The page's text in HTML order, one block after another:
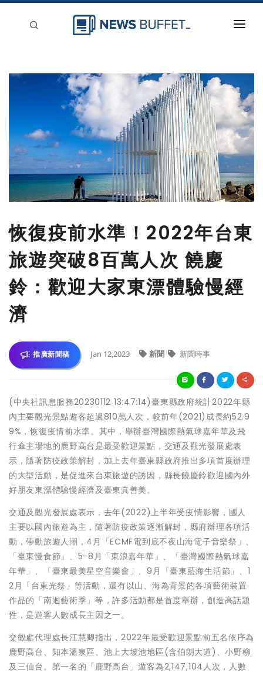
新聞稿分類
恢復疫前水準！2022年台東
旅遊突破8百萬人次 饒慶
鈴：歡迎大家東漂體驗慢經
濟
推廣新聞稿 Jan 12,2023 新聞 新聞時事
(中央社訊息服務20230112 13:47:14)臺東縣政府統計2022年縣
內主要觀光景點遊客超過810萬人次，較前年(2021)成長約52.9
9%，恢復疫情前水準。其中，舉辦臺灣國際熱氣球嘉年華及飛
行傘主場地的鹿野高台是最受歡迎景點，交通及觀光發展處表
示，隨著防疫政策解封，加上去年臺東縣政府推出多項首度辦理
的大型活動，是促進來台東旅遊的誘因，縣長饒慶鈴歡迎國內外
好朋友東漂體驗慢經濟及臺東真善美。
交通及觀光發展處表示，去年(2022)上半年受疫情影響，國人
主要以國內旅遊為主，隨著防疫政策逐漸解封，縣府辦理各項活
動，帶動旅遊人潮，4月「ECMF電到底不夜山海電子音樂祭」、
「臺東慢食節」、5-8月「東浪嘉年華」、「臺灣國際熱氣球嘉
年華」、「臺東最美星空音樂會」、9月「臺東藍海生活節」、1
2月「台東光祭」等活動，還有以山、海為背景的各項藝術裝置
作品的「南迴藝術季」等，許多活動都是首度舉辦，創造高話題
性，是遊客人數成長主因之一。
交觀處代理處長江慧卿指出，2022年最受歡迎景點前五名依序為
鹿野高台、知本溫泉區、池上大坡池地區(含伯朗大道)、小野柳
及三仙台。第一名的「鹿野高台」遊客為2,147,104人次，人數